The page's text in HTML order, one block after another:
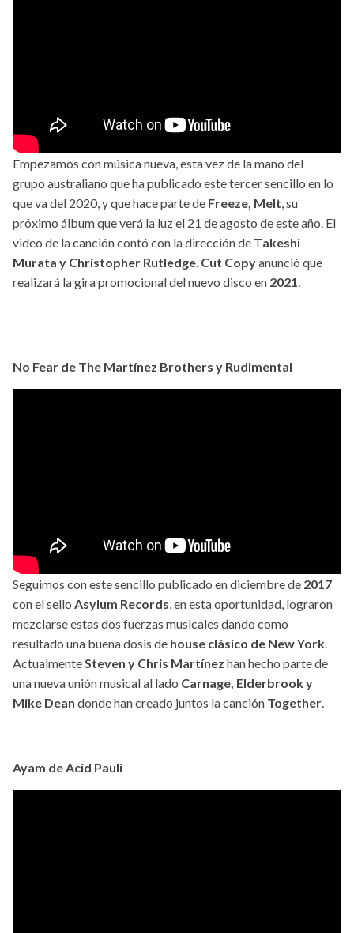
Empezamos con música nueva, esta vez de la mano del
grupo australiano que ha publicado este tercer sencillo en lo
que va del 2020, y que hace parte de Freeze, Melt, su
próximo álbum que verá la luz el 21 de agosto de este año. El
video de la canción contó con la dirección de Takeshi
Murata y Christopher Rutledge. Cut Copyanunció que
realizará la gira promocional del nuevo disco en 2021.
No Fear de The Martínez Brothers y Rudimental
Seguimos con este sencillo publicado en diciembre de 2017
con el sello Asylum Records, en esta oportunidad, lograron
mezclarse estas dos fuerzas musicales dando como
resultado una buena dosis de house clásico de New York.
ActualmenteSteven y Chris Martínez han hecho parte de
una nueva unión musical al lado Carnage, Elderbrook y
Mike Dean donde han creado juntos la canción Together.
Ayam de Acid Pauli